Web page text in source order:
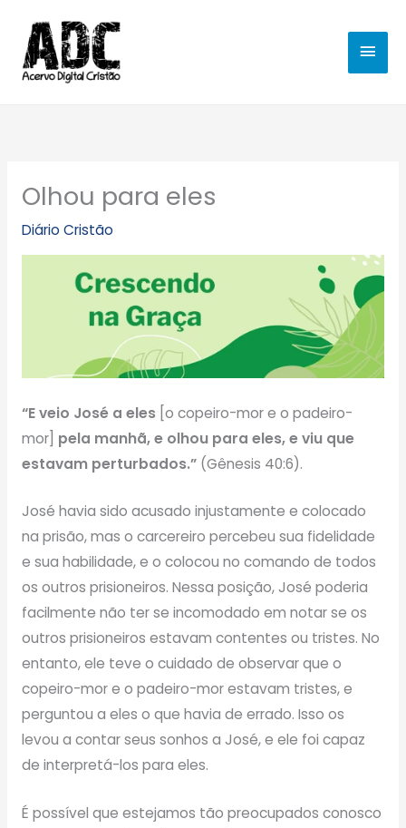
para
conteúdo
Olhou para eles
Diário Cristão
“E veio José a eles [o copeiro-mor e o padeiro-
mor] pela manhã, e olhou para eles, e viu que
estavam perturbados.”(Gênesis 40:6).
José havia sido acusado injustamente e colocado
na prisão, mas o carcereiro percebeu sua fidelidade
e sua habilidade, e o colocou no comando de todos
os outros prisioneiros. Nessa posição, José poderia
facilmente não ter se incomodado em notar se os
outros prisioneiros estavam contentes ou tristes. No
entanto, ele teve o cuidado de observar que o
copeiro-mor e o padeiro-mor estavam tristes, e
perguntou a eles o que havia de errado. Isso os
levou a contar seus sonhos a José, e ele foi capaz
de interpretá-los para eles.
É possível que estejamos tão preocupados conosco